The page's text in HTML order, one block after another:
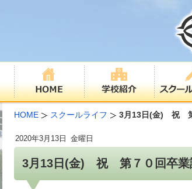
HOME スクールライフ 3月13日(金) 祝
3月13日(金) 祝 第７０回卒業
2020年3月13日 金曜日